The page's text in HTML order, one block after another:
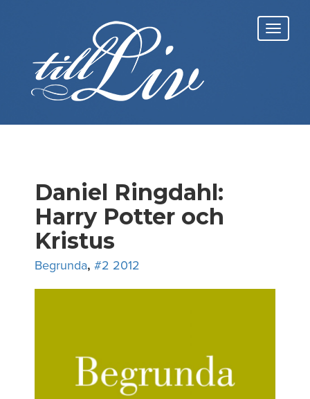
Daniel Ringdahl:
Harry Potter och
Kristus
Begrunda, #2 2012